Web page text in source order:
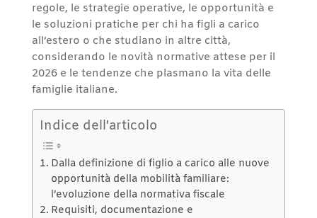
regole, le strategie operative, le opportunità e
le soluzioni pratiche per chi ha figli a carico
all’estero o che studiano in altre città,
considerando le novità normative attese per il
2026 e le tendenze che plasmano la vita delle
famiglie italiane.
Indice dell'articolo
Dalla definizione di figlio a carico alle nuove
opportunità della mobilità familiare:
l’evoluzione della normativa fiscale
Requisiti, documentazione e